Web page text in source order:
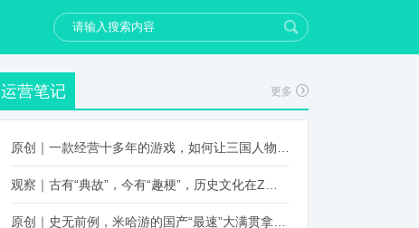
运营笔记 更多